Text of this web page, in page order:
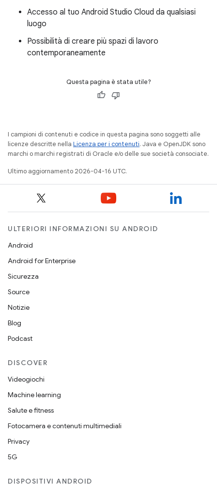
Accesso al tuo Android Studio Cloud da qualsiasi
luogo
Possibilità di creare più spazi di lavoro
contemporaneamente
Questa pagina è stata utile?
I campioni di contenuti e codice in questa pagina sono soggetti alle
licenze descritte nella Licenza per i contenuti. Java e OpenJDK sono
marchi o marchi registrati di Oracle e/o delle sue società consociate.
Ultimo aggiornamento 2026-04-16 UTC.
ULTERIORI INFORMAZIONI SU ANDROID
Android
Android for Enterprise
Sicurezza
Source
Notizie
Blog
Podcast
DISCOVER
Videogiochi
Machine learning
Salute e fitness
Fotocamera e contenuti multimediali
Privacy
5G
DISPOSITIVI ANDROID